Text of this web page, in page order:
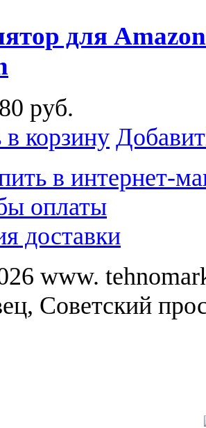
для
руб.
корзину
в интернет-
оплаты
доставки
www.
Советский